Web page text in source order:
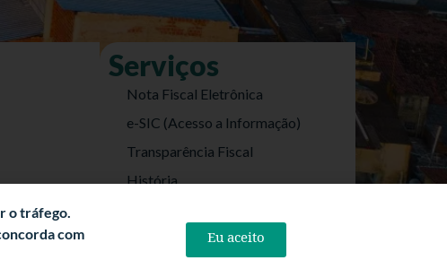
Serviços
Nota Fiscal Eletrônica
e-SIC (Acesso a Informação)
Transparência Fiscal
História
Politica de Privacidade
o tráfego.
com
Eu aceito